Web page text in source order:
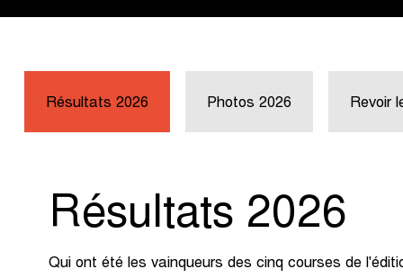
Résultats 2026 Photos 2026 Revoir
Résultats 2026
Qui ont été les vainqueurs des cinq courses de